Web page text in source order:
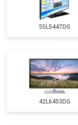
55L5447DG
42L6453DG